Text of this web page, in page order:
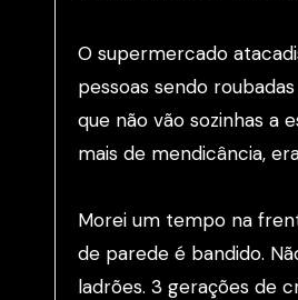
O supermercado
pessoas sendo
que não vão sozinhas a
mais de mendicância,
Morei um tempo na
de parede é bandido.
ladrões. 3 gerações de